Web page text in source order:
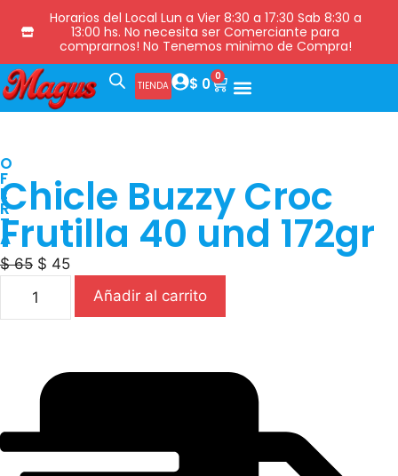
Horarios del Local Lun a Vier 8:30 a 17:30 Sab 8:30 a
13:00 hs. No necesita ser Comerciante para
comprarnos! No Tenemos minimo de Compra!
TIENDA $ 0 0
O
F
E
R
T
A
Chicle Buzzy Croc
Frutilla 40 und 172gr
$65 $ 45
Añadir al carrito